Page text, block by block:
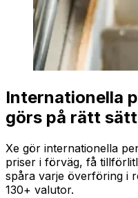
Internationella
görs på rätt sätt
Xe gör internationella
priser i förväg, få
spåra varje överföring i
130+ valutor.